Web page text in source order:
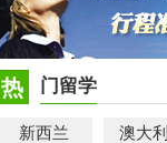
热 门留学
新西兰 澳大